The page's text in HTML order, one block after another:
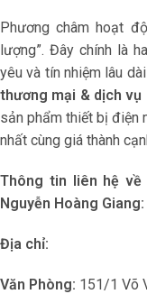
Phương châm hoạt
lượng”. Đây chính là
yêu và tín nhiệm lâu
thương mại & dịch vụ
sản phẩm thiết bị điện
nhất cùng giá thành
Thông tin liên hệ về
Nguyễn Hoàng Giang:
Địa chỉ:
Văn Phòng: 151/1 Võ